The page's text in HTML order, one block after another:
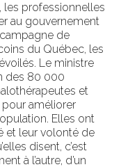
les professionnelles
au gouvernement
de
du Québec, les
Le ministre
des 80 000
et
améliorer
Elles ont
et leur volonté de
disent, c’est
à l’autre, d’un